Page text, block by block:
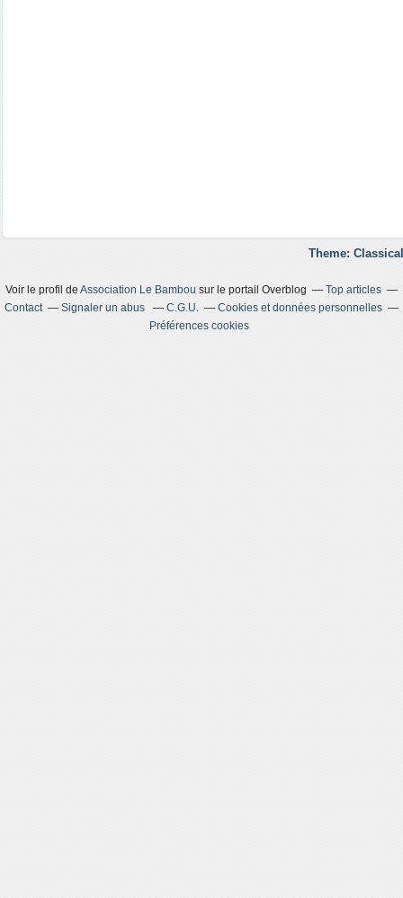
Theme:
Voir le profil de Association Le Bambou sur le portail Overblog
Top articles
Contact
Signaler un abus C.G.U.
Cookies et données personnelles
Préférences cookies